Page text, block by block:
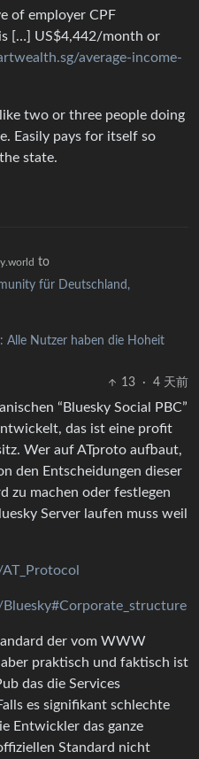
of employer CPF
[…] US$4,442/month or
average-income-
two or three people doing
Easily pays for itself so
state.
to
für Deutschland,
Alle Nutzer haben die Hoheit
13
· 4 天前
“Bluesky Social PBC”
das ist eine profit
Wer auf ATproto aufbaut,
den Entscheidungen dieser
zu machen oder festlegen
Server laufen muss weil
der vom WWW
praktisch und faktisch ist
das die Services
es signifikant schlechte
Entwickler das ganze
Standard nicht